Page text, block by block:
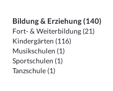
Bildung & Erziehung (140)
Fort- & Weiterbildung (21)
Kindergärten (116)
Musikschulen (1)
Sportschulen (1)
Tanzschule (1)